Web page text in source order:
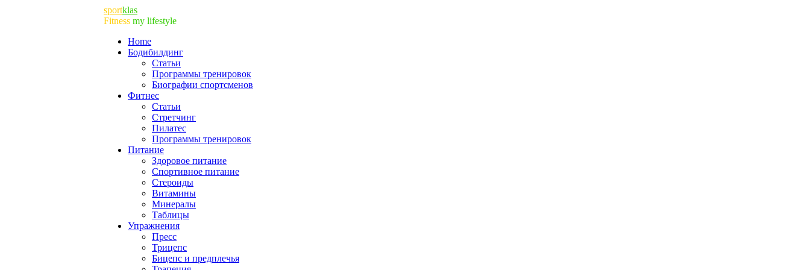
sportklas
Fitness my lifestyle
Home
Бодибилдинг
Статьи
Программы тренировок
Биографии спортсменов
Фитнес
Статьи
Cтретчинг
Пилатес
Программы тренировок
Питание
Здоровое питание
Спортивное питание
Стероиды
Витамины
Минералы
Таблицы
Упражнения
Пресс
Трицепс
Бицепс и предплечья